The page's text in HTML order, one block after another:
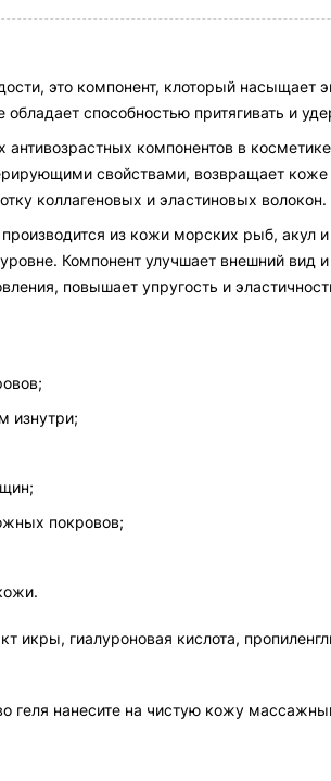
это компонент, клоторый насыщает
способностью притягивать и
компонентов в
свойствами, возвращает
коллагеновых и эластиновых волокон.
из кожи морских рыб, акул
Компонент улучшает внешний
повышает упругость и
изнутри;
покровов;
икры, гиалуроновая кислота,
геля нанесите на чистую кожу